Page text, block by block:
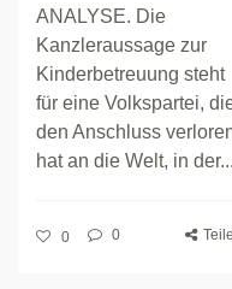
ANALYSE. Die
Kanzleraussage zur
Kinderbetreuung steht
für eine Volkspartei,
den Anschluss
hat an die Welt, in der...
0 0